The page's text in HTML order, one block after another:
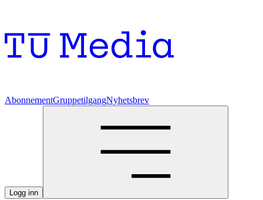
AbonnementGruppetilgangNyhetsbrev
Logg inn